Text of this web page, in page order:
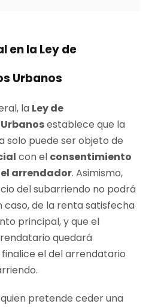
en la Ley de
Urbanos
la Ley de
establece que la
solo puede ser objeto de
con el consentimiento
arrendador. Asimismo,
del subarriendo no podrá
caso, de la renta satisfecha
principal, y que el
quedará
el del arrendatario
pretende ceder una